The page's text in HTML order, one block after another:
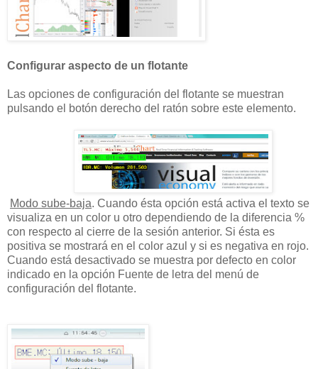
Configurar aspecto de un flotante
Las opciones de configuración del flotante se muestran
pulsando el botón derecho del ratón sobre este elemento.
Modo sube-baja. Cuando ésta opción está activa el texto se
visualiza en un color u otro dependiendo de la diferencia %
con respecto al cierre de la sesión anterior. Si ésta es
positiva se mostrará en el color azul y si es negativa en rojo.
Cuando está desactivado se muestra por defecto en color
indicado en la opción Fuente de letra del menú de
configuración del flotante.